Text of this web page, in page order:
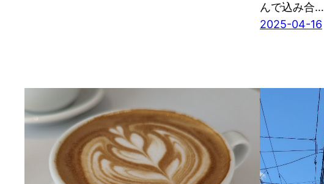
んで込み合…
2025-04-16